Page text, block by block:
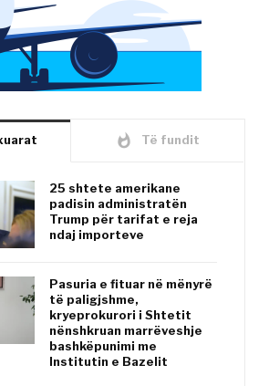
whatshot Të fundit
25 shtete amerikane
padisin administratën
Trump për tarifat e reja
ndaj importeve
Pasuria e fituar në mënyrë
të paligjshme,
kryeprokurori i Shtetit
nënshkruan marrëveshje
bashkëpunimi me
Institutin e Bazelit